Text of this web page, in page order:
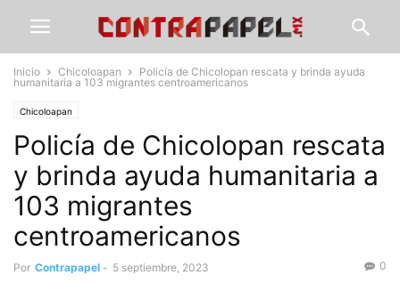
Inicio Chicoloapan
Policía de Chicolopan rescata y brinda ayuda
humanitaria a 103 migrantes centroamericanos
Chicoloapan
Policía de Chicolopan rescata
y brinda ayuda humanitaria a
103 migrantes
centroamericanos
Por Contrapapel - 5 septiembre, 2023 0